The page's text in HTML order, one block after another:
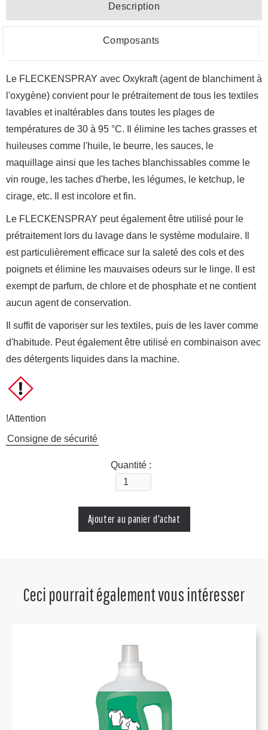
Description
Composants
Le FLECKENSPRAY avec Oxykraft (agent de blanchiment à
l'oxygène) convient pour le prétraitement de tous les textiles
lavables et inaltérables dans toutes les plages de
températures de 30 à 95 °C. Il élimine les taches grasses et
huileuses comme l'huile, le beurre, les sauces, le
maquillage ainsi que les taches blanchissables comme le
vin rouge, les taches d'herbe, les légumes, le ketchup, le
cirage, etc. Il est incolore et fin.
Le FLECKENSPRAY peut également être utilisé pour le
prétraitement lors du lavage dans le système modulaire. Il
est particulièrement efficace sur la saleté des cols et des
poignets et élimine les mauvaises odeurs sur le linge. Il est
exempt de parfum, de chlore et de phosphate et ne contient
aucun agent de conservation.
Il suffit de vaporiser sur les textiles, puis de les laver comme
d'habitude. Peut également être utilisé en combinaison avec
des détergents liquides dans la machine.
!Attention
Consigne de sécurité
Quantité :
Ceci pourrait également vous intéresser